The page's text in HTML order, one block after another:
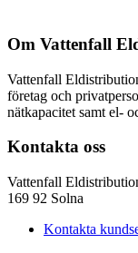
Om Vattenfall
Vattenfall
företag och
nätkapacitet samt el-
Kontakta oss
Vattenfall
169 92 Solna
Kontakta